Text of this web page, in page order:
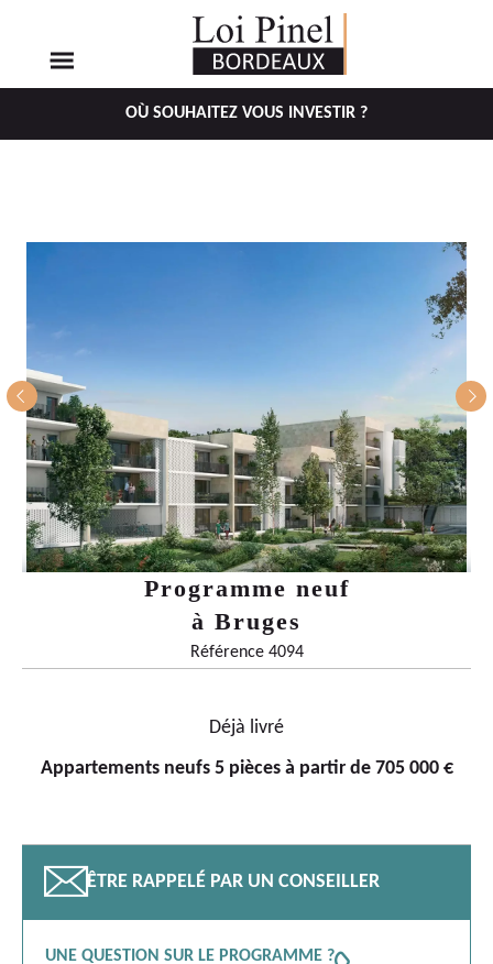
Aller
Aller
OÙ SOUHAITEZ VOUS INVESTIR ?
Programme neuf
à Bruges
Référence 4094
Déjà livré
Appartements neufs 5 pièces à partir de 705 000 €
📧 ÊTRE RAPPELÉ PAR UN CONSEILLER
UNE QUESTION SUR LE PROGRAMME ?